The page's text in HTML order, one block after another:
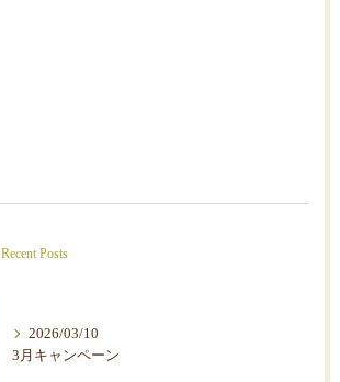
Recent Posts
2026/03/10
3月キャンペーン